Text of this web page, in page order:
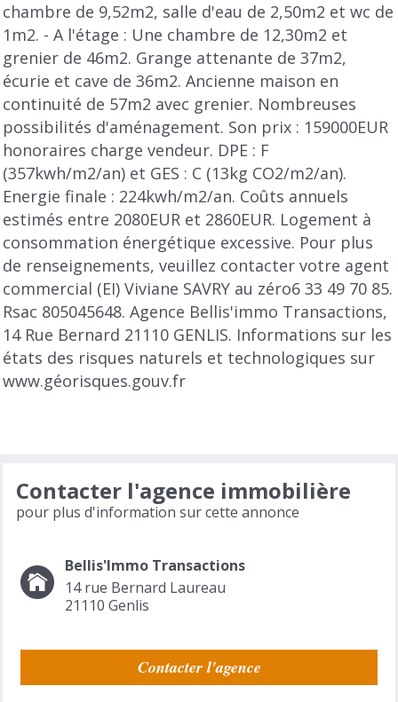
chambre de 9,52m2, salle d'eau de 2,50m2 et wc de
1m2. - A l'étage : Une chambre de 12,30m2 et
grenier de 46m2. Grange attenante de 37m2,
écurie et cave de 36m2. Ancienne maison en
continuité de 57m2 avec grenier. Nombreuses
possibilités d'aménagement. Son prix : 159000EUR
honoraires charge vendeur. DPE : F
(357kwh/m2/an) et GES : C (13kg CO2/m2/an).
Energie finale : 224kwh/m2/an. Coûts annuels
estimés entre 2080EUR et 2860EUR. Logement à
consommation énergétique excessive. Pour plus
de renseignements, veuillez contacter votre agent
commercial (EI) Viviane SAVRY au zéro6 33 49 70 85.
Rsac 805045648. Agence Bellis'immo Transactions,
14 Rue Bernard 21110 GENLIS. Informations sur les
états des risques naturels et technologiques sur
www.géorisques.gouv.fr
Contacter l'agence immobilière
pour plus d'information sur cette annonce
Bellis'Immo Transactions
14 rue Bernard Laureau
21110 Genlis
Contacter l'agence